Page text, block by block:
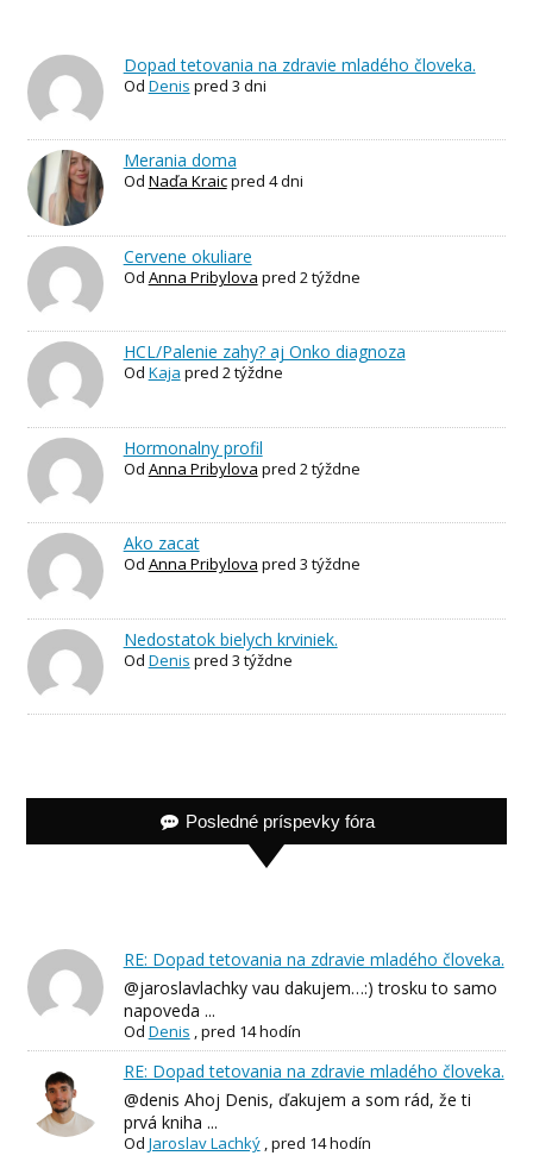
Dopad tetovania na zdravie mladého človeka.
Od Denis pred 3 dni
Merania doma
Od Naďa Kraicpred 4 dni
Cervene okuliare
Od Anna Pribylova pred 2 týždne
HCL/Palenie zahy? aj Onko diagnoza
Od Kaja pred 2 týždne
Hormonalny profil
Od Anna Pribylova pred 2 týždne
Ako zacat
Od Anna Pribylova pred 3 týždne
Nedostatok bielych krviniek.
Od Denis pred 3 týždne
Posledné príspevky fóra
RE: Dopad tetovania na zdravie mladého človeka.
@jaroslavlachky vau dakujem…:) trosku to samo
napoveda ...
Od Denis ,pred 14 hodín
RE: Dopad tetovania na zdravie mladého človeka.
@denis Ahoj Denis, ďakujem a som rád, že ti
prvá kniha ...
Od Jaroslav Lachký,pred 14 hodín